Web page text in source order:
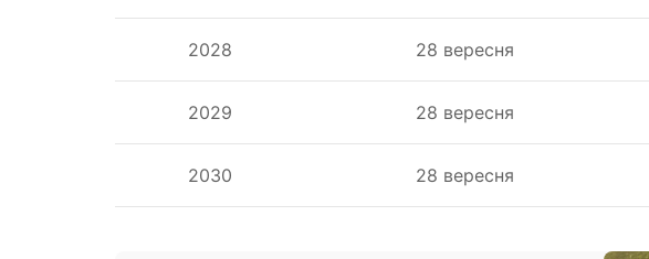
2028 28 вересня
2029 28 вересня
2030 28 вересня